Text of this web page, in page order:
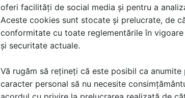
oferi facilități de social media și pentru a
Aceste cookies sunt stocate și prelucrate, de
conformitate cu toate reglementările în
și securitate actuale.
Vă rugăm să rețineți că este posibil ca
caracter personal să nu necesite